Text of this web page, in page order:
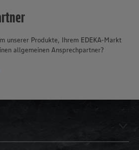
unserer Produkte, Ihrem EDEKA-Markt
allgemeinen Ansprechpartner?